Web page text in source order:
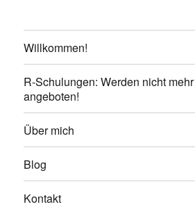
Willkommen!
R-Schulungen: Werden nicht mehr
angeboten!
Über mich
Blog
Kontakt